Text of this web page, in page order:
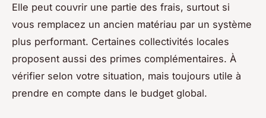
Elle peut couvrir une partie des frais, surtout si
vous remplacez un ancien matériau par un système
plus performant. Certaines collectivités locales
proposent aussi des primes complémentaires. À
vérifier selon votre situation, mais toujours utile à
prendre en compte dans le budget global.